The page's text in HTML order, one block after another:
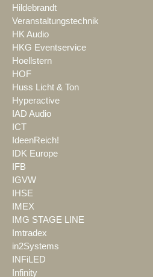
Hildebrandt
Veranstaltungstechnik
HK Audio
HKG Eventservice
Hoellstern
HOF
Huss Licht & Ton
Hyperactive
IAD Audio
ICT
IdeenReich!
IDK Europe
IFB
IGVW
IHSE
IMEX
IMG STAGE LINE
Imtradex
in2Systems
INFiLED
Infinity